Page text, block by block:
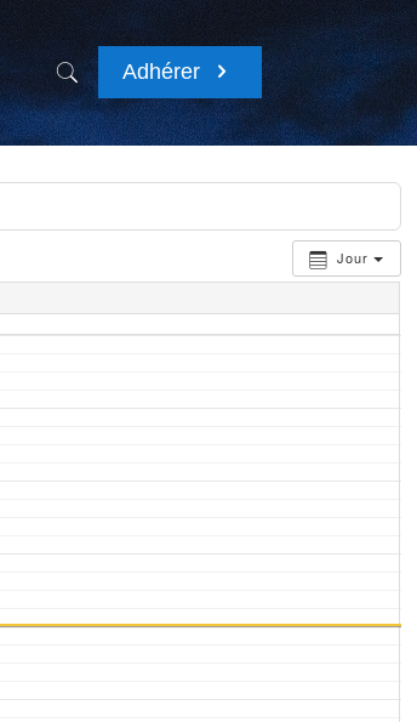
Adhérer
Jour